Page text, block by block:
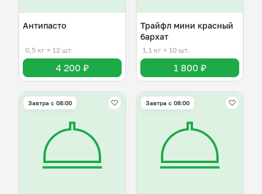
Антипасто
0,5 кг ≈ 12 шт.
4 200 ₽
Трайфл мини красный
бархат
1,1 кг ≈ 10 шт.
1 800 ₽
Завтра c 08:00 Завтра c 08:00